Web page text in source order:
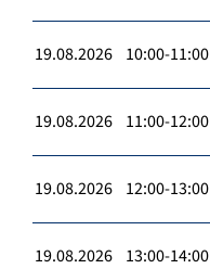
19.08.2026 10:00-11:00
19.08.2026 11:00-12:00
19.08.2026 12:00-13:00
19.08.2026 13:00-14:00